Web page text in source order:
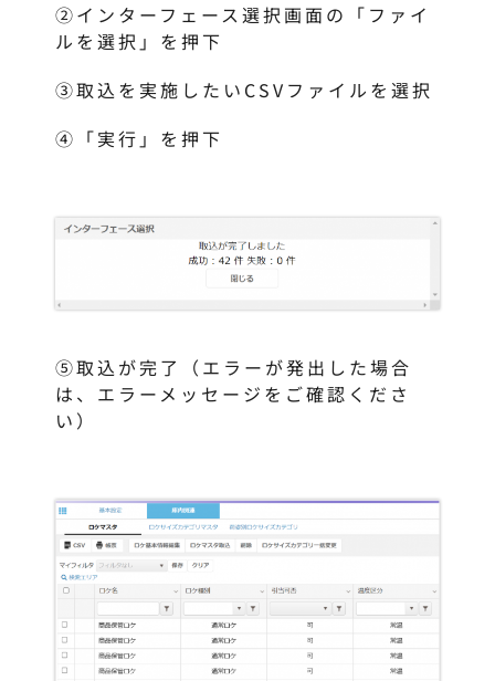
②インターフェース選択画面の「ファイ
ルを選択」を押下
③取込を実施したいCSVファイルを選択
④「実行」を押下
⑤取込が完了（エラーが発出した場合
は、エラーメッセージをご確認くださ
い）